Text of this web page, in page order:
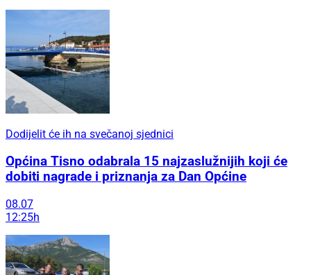
Dodijelit će ih na svečanoj sjednici
Općina Tisno odabrala 15 najzaslužnijih koji će
dobiti nagrade i priznanja za Dan Općine
08.07
12:25h